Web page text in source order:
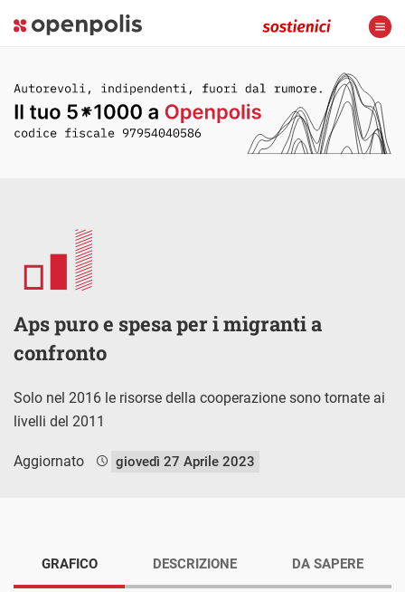
Aps puro e spesa per i migranti a
confronto
Solo nel 2016 le risorse della cooperazione sono tornate ai
livelli del 2011
Aggiornato giovedì 27 Aprile 2023
GRAFICO DESCRIZIONE DA SAPERE